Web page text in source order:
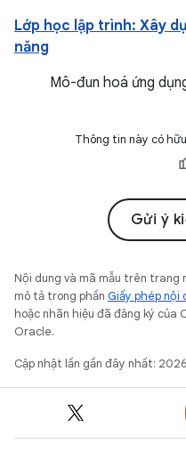
Lớp học lập trình: Xây
năng
Mô-đun hoá ứng
Thông tin này có
Gửi ý
Nội dung và mã mẫu trên
mô tả trong phần Giấy phép nội
hoặc nhãn hiệu đã đăng ký của
Oracle.
Cập nhật lần gần đây nhất: